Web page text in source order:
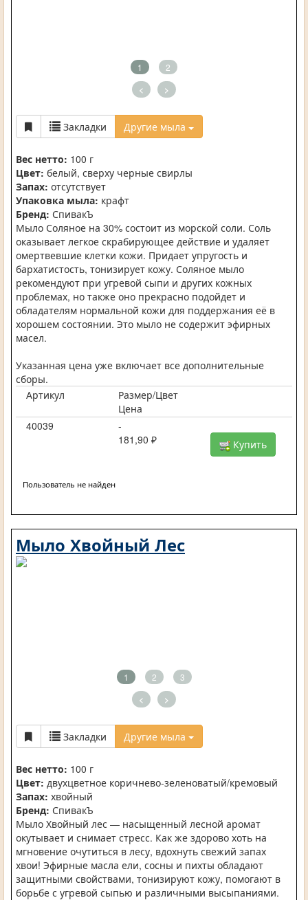
1 2
< >
Закладки Другие мыла
Вес нетто: 100 г
Цвет: белый, сверху черные свирлы
Запах: отсутствует
Упаковка мыла: крафт
Бренд: СпивакЪ
Мыло Соляное на 30% состоит из морской соли. Соль
оказывает легкое скрабирующее действие и удаляет
омертвевшие клетки кожи. Придает упругость и
бархатистость, тонизирует кожу. Соляное мыло
рекомендуют при угревой сыпи и других кожных
проблемах, но также оно прекрасно подойдет и
обладателям нормальной кожи для поддержания её в
хорошем состоянии. Это мыло не содержит эфирных
масел.
Указанная цена уже включает все дополнительные
сборы.
Артикул
Размер/Цвет
Цена
40039
-
181,90 ₽
Купить
Пользователь не найден
Мыло Хвойный Лес
1 2 3
< >
Закладки Другие мыла
Вес нетто: 100 г
Цвет: двухцветное коричнево-зеленоватый/кремовый
Запах: хвойный
Бренд: СпивакЪ
Мыло Хвойный лес — насыщенный лесной аромат
окутывает и снимает стресс. Как же здорово хоть на
мгновение очутиться в лесу, вдохнуть свежий запах
хвои! Эфирные масла ели, сосны и пихты обладают
защитными свойствами, тонизируют кожу, помогают в
борьбе с угревой сыпью и различными высыпаниями.